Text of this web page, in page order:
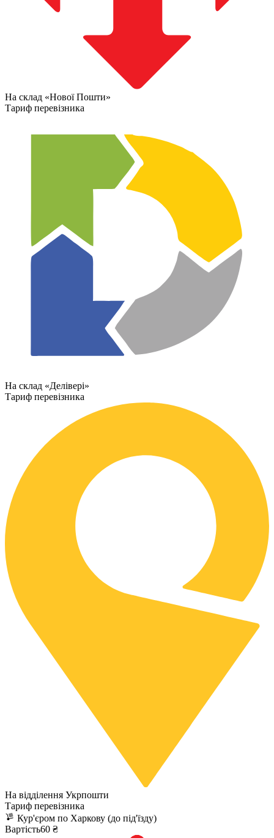
На склад «Нової Пошти»
Тариф перевізника
На склад «Делівері»
Тариф перевізника
На відділення Укрпошти
Тариф перевізника
Кур'єром по Харкову (до під'їзду)
Вартість60 ₴